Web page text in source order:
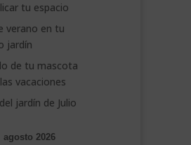
tu espacio
verano en tu
jardín
de tu mascota
vacaciones
jardín de Julio
agosto 2026